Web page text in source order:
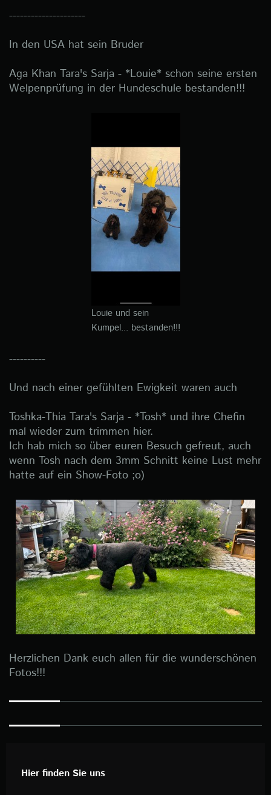
---------------------
In den USA hat sein Bruder
Aga Khan Tara's Sarja - *Louie* schon seine ersten
Welpenprüfung in der Hundeschule bestanden!!!
Louie und sein
Kumpel... bestanden!!!
----------
Und nach einer gefühlten Ewigkeit waren auch
Toshka-Thia Tara's Sarja - *Tosh* und ihre Chefin
mal wieder zum trimmen hier.
Ich hab mich so über euren Besuch gefreut, auch
wenn Tosh nach dem 3mm Schnitt keine Lust mehr
hatte auf ein Show-Foto ;o)
Herzlichen Dank euch allen für die wunderschönen
Fotos!!!
Hier finden Sie uns